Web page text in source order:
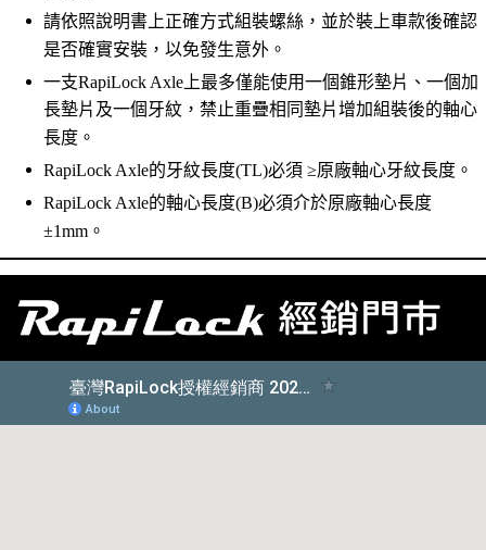
請依照說明書上正確方式組裝螺絲，並於裝上車款後確認
是否確實安裝，以免發生意外。
一支RapiLock Axle上最多僅能使用一個錐形墊片、一個加
長墊片及一個牙紋，禁止重疊相同墊片增加組裝後的軸心
長度。
RapiLock Axle的牙紋長度(TL)必須 ≥原廠軸心牙紋長度。
RapiLock Axle的軸心長度(B)必須介於原廠軸心長度
±1mm。